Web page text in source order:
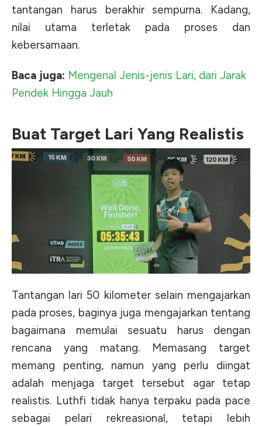
tantangan harus berakhir sempurna. Kadang,
nilai utama terletak pada proses dan
kebersamaan.
Baca juga: Mengenal Jenis-jenis Lari, dari Jarak
Pendek Hingga Jauh
Buat Target Lari Yang Realistis
Tantangan lari 50 kilometer selain mengajarkan
pada proses, baginya juga mengajarkan tentang
bagaimana memulai sesuatu harus dengan
rencana yang matang. Memasang target
memang penting, namun yang perlu diingat
adalah menjaga target tersebut agar tetap
realistis. Luthfi tidak hanya terpaku pada pace
sebagai pelari rekreasional, tetapi lebih